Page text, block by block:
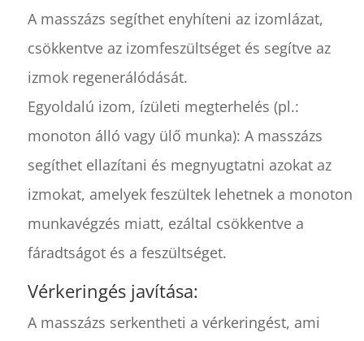
A masszázs segíthet enyhíteni az izomlázat,
csökkentve az izomfeszültséget és segítve az
izmok regenerálódását.
Egyoldalú izom, ízületi megterhelés (pl.:
monoton álló vagy ülő munka): A masszázs
segíthet ellazítani és megnyugtatni azokat az
izmokat, amelyek feszültek lehetnek a monoton
munkavégzés miatt, ezáltal csökkentve a
fáradtságot és a feszültséget.
Vérkeringés javítása:
A masszázs serkentheti a vérkeringést, ami